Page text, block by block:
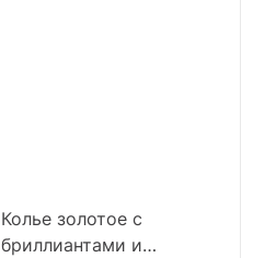
Колье золотое с
бриллиантами и